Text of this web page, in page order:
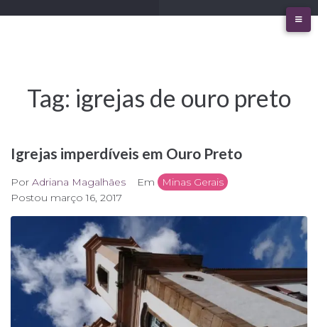
Tag: igrejas de ouro preto
Igrejas imperdíveis em Ouro Preto
Por Adriana Magalhães Em
Minas Gerais
Postou março 16, 2017